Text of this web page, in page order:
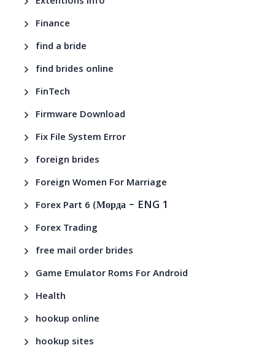
Finance
find a bride
find brides online
FinTech
Firmware Download
Fix File System Error
foreign brides
Foreign Women For Marriage
Forex Part 6 (Морда – ENG 1
Forex Trading
free mail order brides
Game Emulator Roms For Android
Health
hookup online
hookup sites